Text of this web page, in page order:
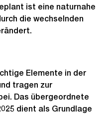
ist eine naturnahe
die wechselnden
Elemente in der
tragen zur
Das übergeordnete
dient als Grundlage